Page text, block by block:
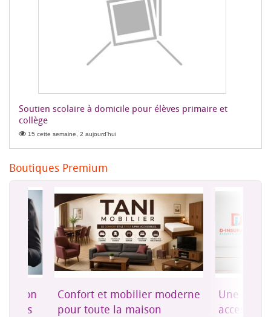
Soutien scolaire à domicile pour élèves primaire et
collège
15 cette semaine, 2 aujourd'hui
Boutiques Premium
Confort et mobilier moderne
pour toute la maison
Une
accessible à